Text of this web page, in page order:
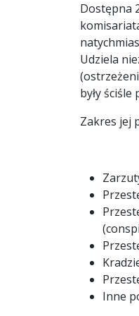
Dostępna
Udziela
były
Zakres jej
Inne